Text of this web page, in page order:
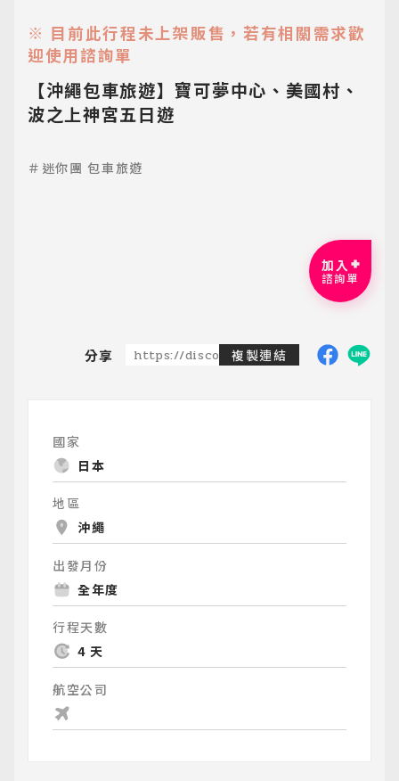
※ 目前此行程未上架販售，若有相關需求歡
迎使用諮詢單
【沖繩包車旅遊】寶可夢中心、美國村、
波之上神宮五日遊
＃迷你團 包車旅遊
加入
諮詢單
分享 https://discoveredtravel.com.tw/
複製連結
國家
日本
地區
沖繩
出發月份
全年度
行程天數
4 天
航空公司